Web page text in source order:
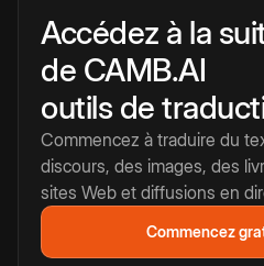
Accédez à la
de CAMB.AI
outils de
Commencez à traduire du
discours, des images, des
sites Web et diffusions en
Commencez